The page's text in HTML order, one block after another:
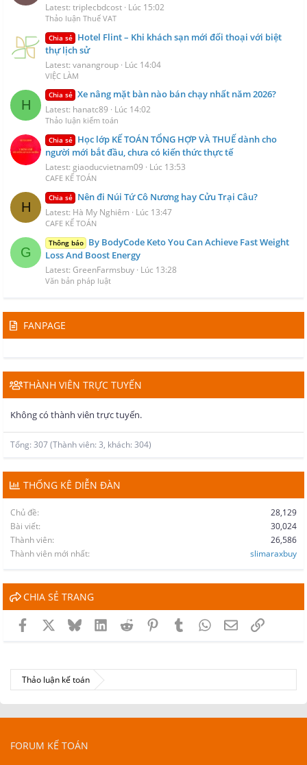
Latest: triplecbdcost Lúc 15:02
Thảo luận Thuế VAT
Chia sẻ Hotel Flint – Khi khách sạn mới đối thoại với biệt
thự lịch sử
Latest: vanangroup Lúc 14:04
VIỆC LÀM
H
Chia sẻ Xe nâng mặt bàn nào bán chạy nhất năm 2026?
Latest: hanatc89 Lúc 14:02
Thảo luận kiểm toán
Chia sẻ Học lớp KẾ TOÁN TỔNG HỢP VÀ THUẾ dành cho
người mới bắt đầu, chưa có kiến thức thực tế
Latest: giaoducvietnam09 Lúc 13:53
CAFE KẾ TOÁN
H
Chia sẻ Nên đi Núi Tứ Cô Nương hay Cửu Trại Câu?
Latest: Hà My Nghiêm Lúc 13:47
CAFE KẾ TOÁN
G
Thông báo By BodyCode Keto You Can Achieve Fast Weight
Loss And Boost Energy
Latest: GreenFarmsbuy Lúc 13:28
Văn bản pháp luật
FANPAGE
THÀNH VIÊN TRỰC TUYẾN
Không có thành viên trực tuyến.
Tổng: 307 (Thành viên: 3, khách: 304)
THỐNG KÊ DIỄN ĐÀN
Chủ đề
28,129
Bài viết
30,024
Thành viên
26,586
Thành viên mới nhất
slimaraxbuy
CHIA SẺ TRANG
Facebook BlueskyLinkedInReddit PinterestTumblrWhatsApp
EmailLink
Thảo luận kế toán
FORUM KẾ TOÁN